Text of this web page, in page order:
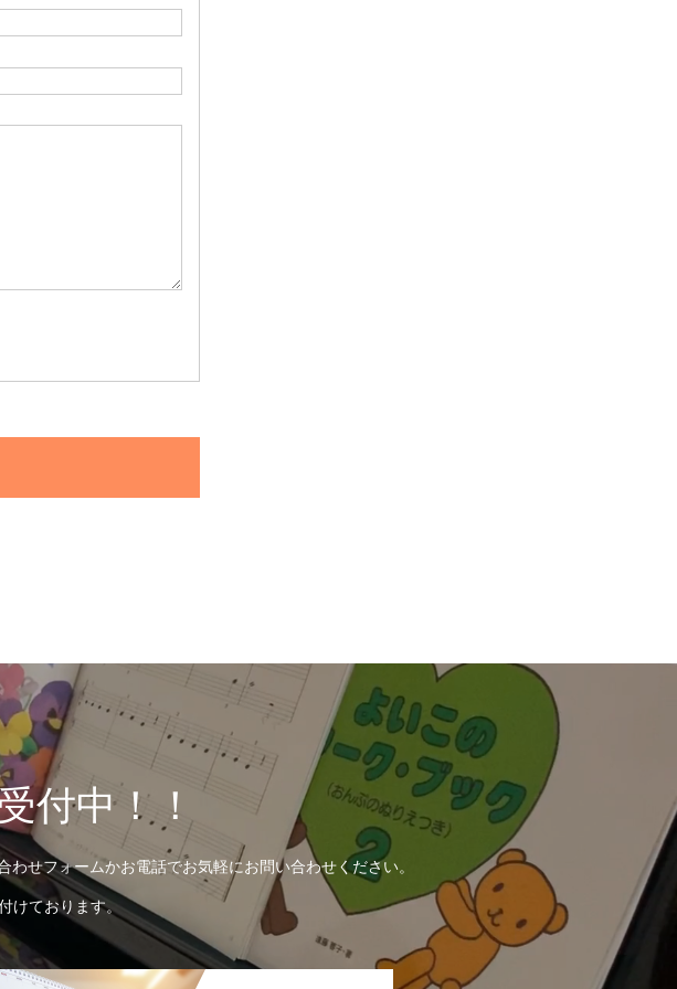
付中！！
せフォームかお電話でお気軽にお問い合わせください。
けております。